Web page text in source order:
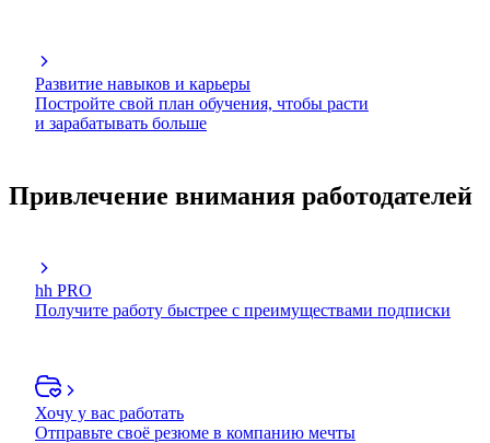
Развитие навыков и карьеры
Постройте свой план обучения, чтобы расти
и зарабатывать больше
Привлечение внимания работодателей
hh PRO
Получите работу быстрее с преимуществами подписки
Хочу у вас работать
Отправьте своё резюме в компанию мечты